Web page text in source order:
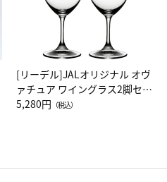
[リーデル]JALオリジナル オヴ
ァチュア ワイングラス2脚セッ
ト（レッドワイン）
5,280円 （税込）